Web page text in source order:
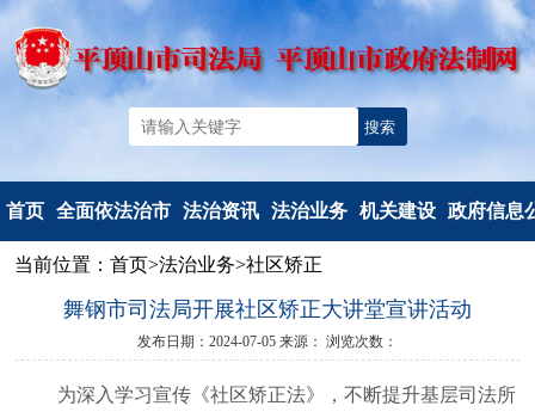
首页 全面依法治市
重要部署
法治热点
法治调研督察
法治资讯
工作动态
以案释法
法治业务
设
政府立法
人民调解
机关建设
文明创建
典型风采
政府信息
信息公开
政府信息公
度报告
当前位置： 首页>法治业务>社区矫正
舞钢市司法局开展社区矫正大讲堂宣讲活动
发布日期：2024-07-05 来源： 浏览次数：
为深入学习宣传《社区矫正法》，不断提升基层司法所